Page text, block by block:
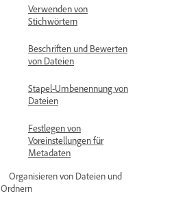
Verwenden von
Stichwörtern
Beschriften und Bewerten
von Dateien
Stapel-Umbenennung von
Dateien
Festlegen von
Voreinstellungen für
Metadaten
Organisieren von Dateien und
Ordnern